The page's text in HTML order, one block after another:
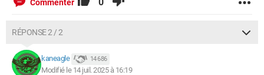
Commenter
RÉPONSE 2 / 2
kaneagle 14 686
Modifié le 14 juil. 2025 à 16:19